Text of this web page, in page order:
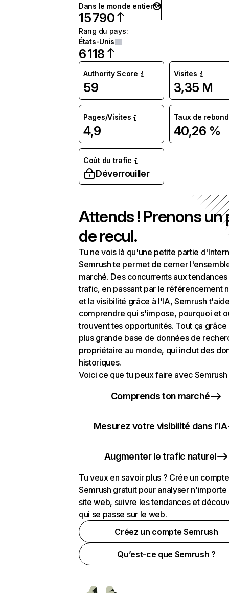
Dans le monde entier
15 790
Rang du pays:
États-Unis
6 118
Authority Score
59
Visites
3,35 M
Pages/Visites
4,9
Taux de rebond
40,26 %
Coût du trafic
Déverrouiller
Attends ! Prenons un
de recul.
Tu ne vois là qu'une petite partie
Semrush te permet de cerner
marché. Des concurrents aux
trafic, en passant par le référencement
et la visibilité grâce à l'IA, Semrush
comprendre qui s'impose, pourquoi et
trouvent tes opportunités. Tout ça grâce
plus grande base de données de
propriétaire au monde, qui inclut des
historiques.
Voici ce que tu peux faire avec Semrush
Comprends ton marché
Mesurez votre visibilité dans l’IA
Augmenter le trafic naturel
Tu veux en savoir plus ? Crée un compte
Semrush gratuit pour analyser n'importe
site web, suivre les tendances et
qui se passe sur le web.
Créez un compte Semrush
Qu’est-ce que Semrush ?